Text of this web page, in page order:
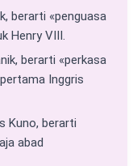
berarti «penguasa
Henry VIII.
berarti «perkasa
Inggris
Kuno, berarti
abad